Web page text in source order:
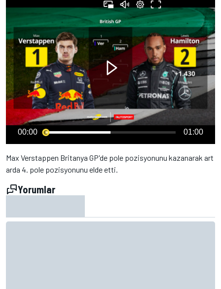
00:00 01:00
Max Verstappen Britanya GP'de pole pozisyonunu kazanarak art
arda 4. pole pozisyonunu elde etti.
Yorumlar